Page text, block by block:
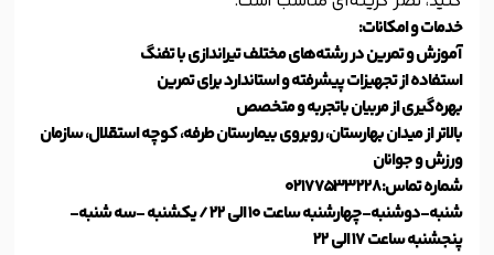
خدمات و امکانات:
آموزش و تمرین در رشته‌های مختلف تیراندازی با تفنگ
استفاده از تجهیزات پیشرفته و استاندارد برای تمرین
بهره‌گیری از مربیان باتجربه و متخصص
بالا‌تر از میدان بهارستان، روبروی بیمارستان طرفه، کوچه استقلال، سازمان
ورزش و جوانان
شماره تماس:02177533228
شنبه-دوشنبه-چهارشنبه ساعت 10 الی 22 / یکشنبه -سه شنبه-
پنجشنبه ساعت 17 الی 22